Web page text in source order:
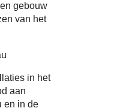
gebouw
van het
in het
aan
en in de